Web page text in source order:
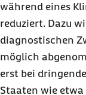
während eines
reduziert. Dazu
diagnostischen
möglich
erst bei
Staaten wie